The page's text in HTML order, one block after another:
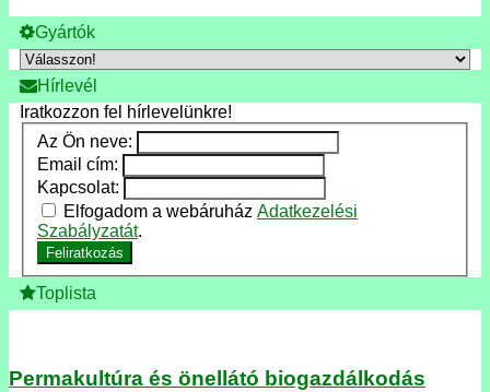
Gyártók
Hírlevél
Iratkozzon fel hírlevelünkre!
Az Ön neve:
Email cím:
Kapcsolat:
Elfogadom a webáruház Adatkezelési
Szabályzatát.
Feliratkozás
Toplista
Permakultúra és önellátó biogazdálkodás